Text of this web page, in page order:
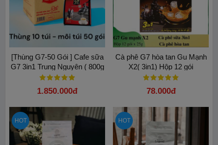
[Thùng G7-50 Gói ] Cafe sữa
G7 3in1 Trung Nguyên ( 800g
/ gói - Thùng 10 gói )
1.850.000đ
Cà phê G7 hòa tan Gu Mạnh
X2( 3in1) Hộp 12 gói
78.000đ
HOT HOT